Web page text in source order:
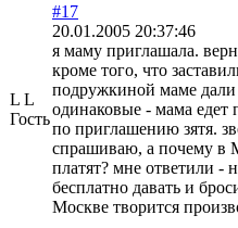
L L
Гость
#17
20.01.2005 20:37:46
я маму приглашала.
кроме того, что
подружкиной маме дали
одинаковые - мама едет
по приглашению зятя.
спрашиваю, а почему в
платят? мне ответили -
бесплатно давать и
Москве творится